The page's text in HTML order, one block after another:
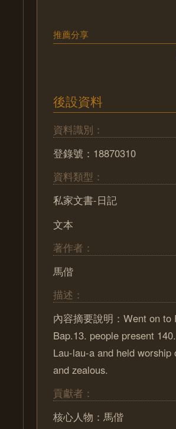
推薦分享
後設資料
資料識別：
登錄號：18870310
資料類型：
私家文書-日記
文本
著作者：
馬偕
描述：
內容摘要說明：Went on to
Bap.13. people present
Lau-lau-a and held
and zealous.
貢獻者：
核心人物：馬偕